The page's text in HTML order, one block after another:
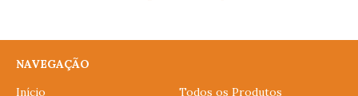
NAVEGAÇÃO
Início
Todos os Produtos